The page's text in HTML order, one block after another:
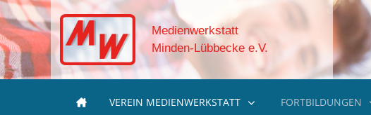
Medienwerkstatt
Minden-Lübbecke e.V.
VEREIN MEDIENWERKSTATT FORTBILDUNGEN